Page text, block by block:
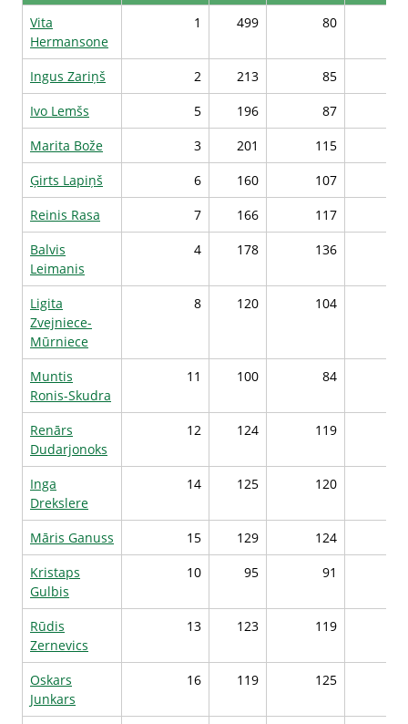
Vita
Hermansone
1 499 80
Ingus Zariņš 2 213 85
Ivo Lemšs
5 196 87
Marita Bože
3 201 115
Ģirts Lapiņš
6 160 107
Reinis Rasa
7 166 117
Balvis
Leimanis
4 178 136
Ligita
Zvejniece-
Mūrniece
8 120 104
Muntis
Ronis-Skudra
11 100 84
Renārs
Dudarjonoks
12 124 119
Inga
Drekslere
14 125 120
Māris Ganuss 15 129 124
Kristaps
Gulbis
10 95 91
Rūdis
Zernevics
13 123 119
Oskars
Junkars
16 119 125